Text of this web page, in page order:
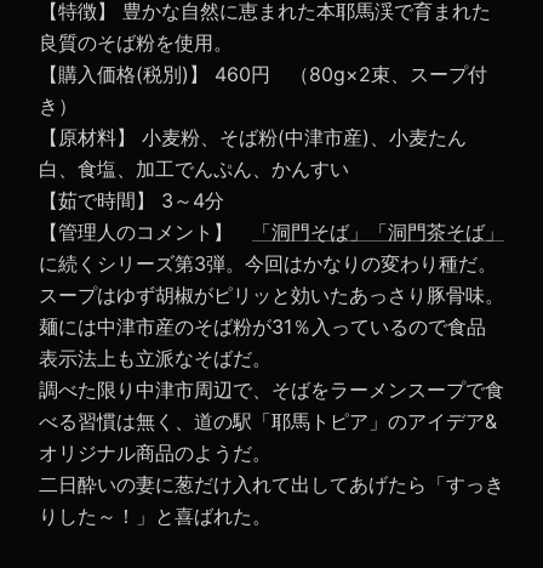
【特徴】 豊かな自然に恵まれた本耶馬渓で育まれた
良質のそば粉を使用。
【購入価格(税別)】 460円 （80g×2束、スープ付
き）
【原材料】 小麦粉、そば粉(中津市産)、小麦たん
白、食塩、加工でんぷん、かんすい
【茹で時間】 3～4分
【管理人のコメント】
「洞門そば」
「洞門茶そば」
に続くシリーズ第3弾。今回はかなりの変わり種だ。
スープはゆず胡椒がピリッと効いたあっさり豚骨味。
麺には中津市産のそば粉が31％入っているので食品
表示法上も立派なそばだ。
調べた限り中津市周辺で、そばをラーメンスープで食
べる習慣は無く、道の駅「耶馬トピア」のアイデア&
オリジナル商品のようだ。
二日酔いの妻に葱だけ入れて出してあげたら「すっき
りした～！」と喜ばれた。